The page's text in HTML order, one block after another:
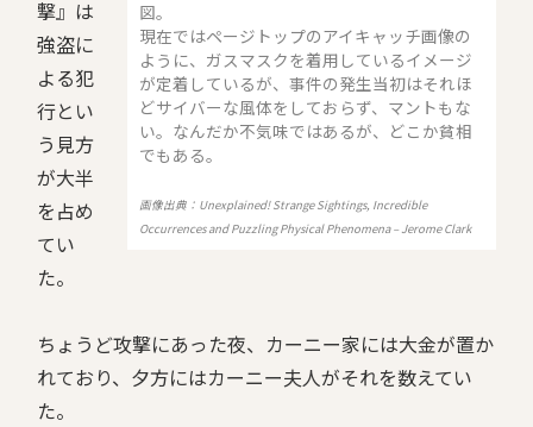
図。
現在ではページトップのアイキャッチ画像の
ように、ガスマスクを着用しているイメージ
が定着しているが、事件の発生当初はそれほ
どサイバーな風体をしておらず、マントもな
い。なんだか不気味ではあるが、どこか貧相
でもある。
画像出典：Unexplained! Strange Sightings, Incredible
Occurrences and Puzzling Physical Phenomena – Jerome Clark
撃』は
強盗に
よる犯
行とい
う見方
が大半
を占め
てい
た。
ちょうど攻撃にあった夜、カーニー家には大金が置か
れており、夕方にはカーニー夫人がそれを数えてい
た。